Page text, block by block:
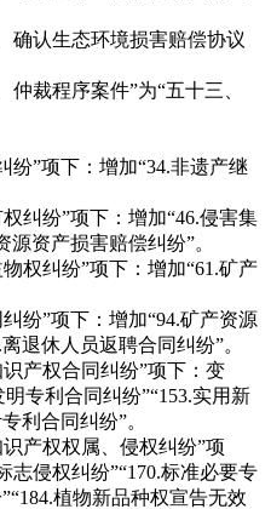
认生态环境损害赔偿协议
裁程序案件”为“五十三、
”项下：增加“34.非遗产继
纷”项下：增加“46.侵害集
源资产损害赔偿纠纷”。
纠纷”项下：增加“61.矿产
”项下：增加“94.矿产资源
退休人员返聘合同纠纷”。
产权合同纠纷”项下：变
专利合同纠纷”“153.实用新
利合同纠纷”。
产权权属、侵权纠纷”项
志侵权纠纷”“170.标准必要专
植物新品种权宣告无效